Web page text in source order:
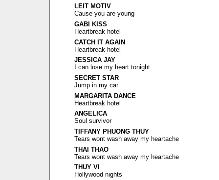
LEIT MOTIV
Cause you are young
GABI KISS
Heartbreak hotel
CATCH IT AGAIN
Heartbreak hotel
JESSICA JAY
I can lose my heart tonight
SECRET STAR
Jump in my car
MARGARITA DANCE
Heartbreak hotel
ANGELICA
Soul survivor
TIFFANY PHUONG THUY
Tears wont wash away my heartache
THAI THAO
Tears wont wash away my heartache
THUY VI
Hollywood nights